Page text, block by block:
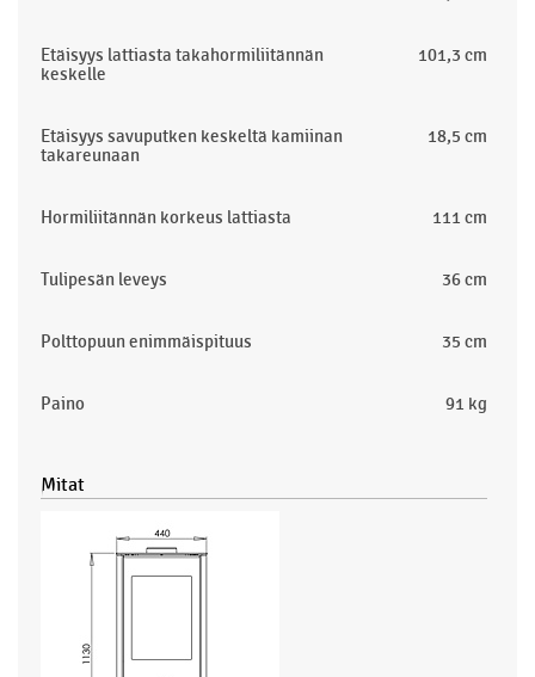
Etäisyys lattiasta takahormiliitännän
keskelle
101,3 cm
Etäisyys savuputken keskeltä kamiinan
takareunaan
18,5 cm
Hormiliitännän korkeus lattiasta 111 cm
Tulipesän leveys 36 cm
Polttopuun enimmäispituus 35 cm
Paino 91 kg
Mitat